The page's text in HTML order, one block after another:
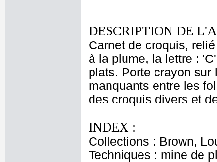
DESCRIPTION DE
Carnet de croquis,
à la plume, la lettre :
plats. Porte crayon sur
manquants entre les
des croquis divers et
INDEX :
Collections : Brown,
Techniques : mine de